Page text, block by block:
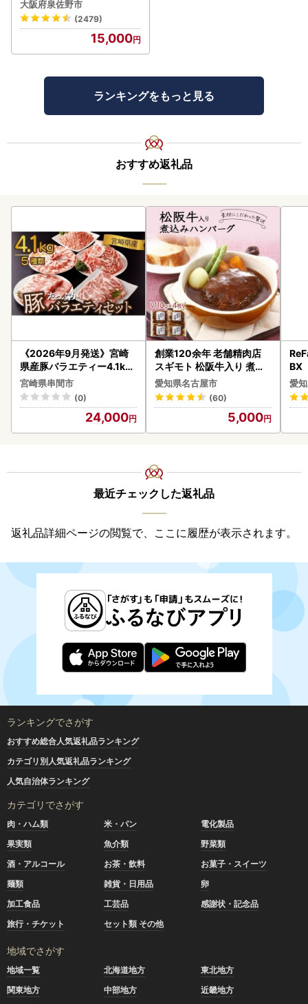
大阪府泉佐野市
(2479)
15,000
ランキングをもっと見る
おすすめ返礼品
《2026年9月発送》宮崎
県産豚バラエティー4.1kg
セット_K033-057-2609
宮崎県串間市
(0)
24,000
創業120余年 老舗精肉店
スギモト 松阪牛入り 煮込
み ハンバーグ 110g×4枚
惣菜 お取り寄せ グルメ ハ
ンバーグ 冷凍
愛知県名古屋市
(60)
5,000
BX
ー
ファ
愛
最近チェックした返礼品
返礼品詳細ページの閲覧で、ここに履歴が表示されます。
ランキングでさがす
おすすめ総合人気返礼品ランキング
カテゴリ別人気返礼品ランキング
人気自治体ランキング
カテゴリでさがす
肉・ハム類 米・パン
電化製品
果実類
魚介類
野菜類
酒・アルコール
お茶・飲料
お菓子・スイーツ
麺類
雑貨・日用品
卵
加工食品
工芸品
感謝状・記念品
旅行・チケット
セット類 その他
地域でさがす
地域一覧 北海道地方
東北地方
関東地方
中部地方
近畿地方